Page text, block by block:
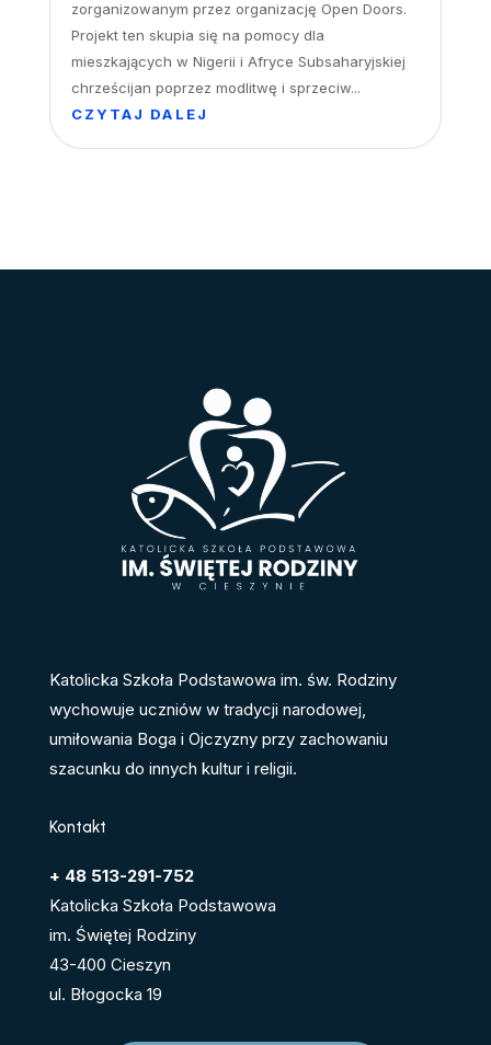
zorganizowanym przez organizację Open Doors.
Projekt ten skupia się na pomocy dla
mieszkających w Nigerii i Afryce Subsaharyjskiej
chrześcijan poprzez modlitwę i sprzeciw...
CZYTAJ DALEJ
Katolicka Szkoła Podstawowa im. św. Rodziny
wychowuje uczniów w tradycji narodowej,
umiłowania Boga i Ojczyzny przy zachowaniu
szacunku do innych kultur i religii.
Kontakt
+ 48 513-291-752
Katolicka Szkoła Podstawowa
im. Świętej Rodziny
43-400 Cieszyn
ul. Błogocka 19